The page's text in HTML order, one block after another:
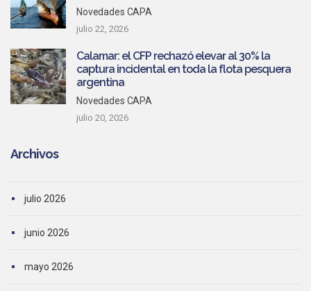
Novedades CAPA
julio 22, 2026
Calamar: el CFP rechazó elevar al 30% la
captura incidental en toda la flota pesquera
argentina
Novedades CAPA
julio 20, 2026
Archivos
julio 2026
junio 2026
mayo 2026